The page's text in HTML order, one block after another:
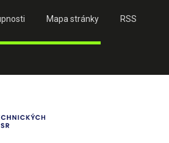
Mapa stránky RSS